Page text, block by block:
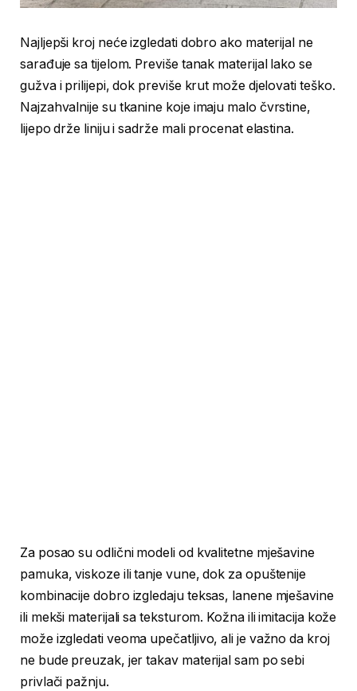
Najljepši kroj neće izgledati dobro ako materijal ne
sarađuje sa tijelom. Previše tanak materijal lako se
gužva i prilijepi, dok previše krut može djelovati teško.
Najzahvalnije su tkanine koje imaju malo čvrstine,
lijepo drže liniju i sadrže mali procenat elastina.
Za posao su odlični modeli od kvalitetne mješavine
pamuka, viskoze ili tanje vune, dok za opuštenije
kombinacije dobro izgledaju teksas, lanene mješavine
ili mekši materijali sa teksturom. Kožna ili imitacija kože
može izgledati veoma upečatljivo, ali je važno da kroj
ne bude preuzak, jer takav materijal sam po sebi
privlači pažnju.